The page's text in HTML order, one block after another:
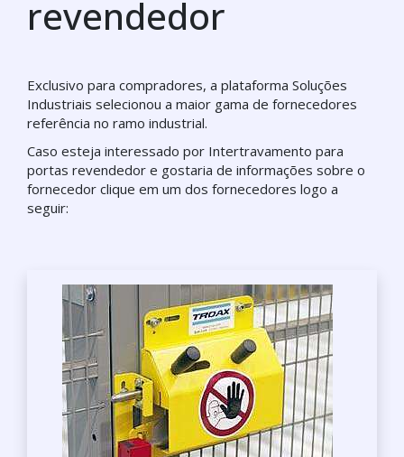
revendedor
Exclusivo para compradores, a plataforma Soluções
Industriais selecionou a maior gama de fornecedores
referência no ramo industrial.
Caso esteja interessado por Intertravamento para
portas revendedor e gostaria de informações sobre o
fornecedor clique em um dos fornecedores logo a
seguir: